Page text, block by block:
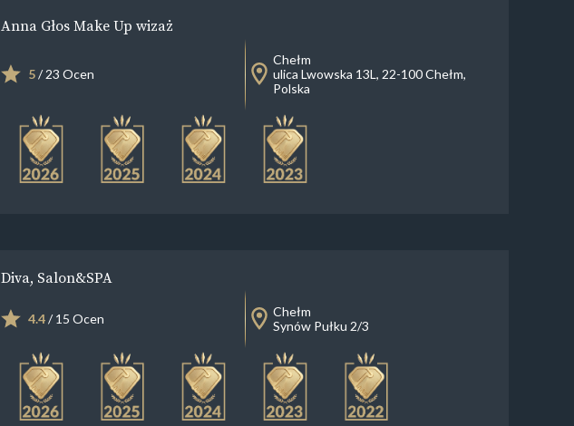
Anna Głos Make Up wizaż
5/ 23 Ocen
Chełm
ulica Lwowska 13L, 22-100 Chełm,
Polska
Diva, Salon&SPA
4.4/ 15 Ocen
Chełm
Synów Pułku 2/3